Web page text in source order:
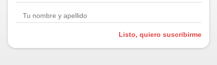
Listo, quiero suscribirme